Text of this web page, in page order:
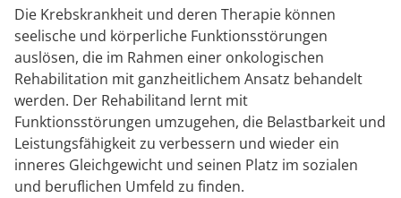
Onkologie
Pneumologie
Rheumatologie
Presse
Blog
Karriere
Die Krebskrankheit und deren Therapie können
seelische und körperliche Funktionsstörungen
auslösen, die im Rahmen einer onkologischen
Rehabilitation mit ganzheitlichem Ansatz behandelt
werden. Der Rehabilitand lernt mit
Funktionsstörungen umzugehen, die Belastbarkeit und
Leistungsfähigkeit zu verbessern und wieder ein
inneres Gleichgewicht und seinen Platz im sozialen
und beruflichen Umfeld zu finden.